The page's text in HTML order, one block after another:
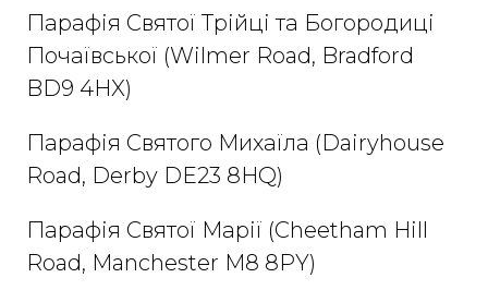
Парафія Святої Трійці та Богородиці
Почаївської (Wilmer Road, Bradford
BD9 4HX)
Парафія Святого Михаїла (Dairyhouse
Road, Derby DE23 8HQ)
Парафія Святої Марії (Cheetham Hill
Road, Manchester M8 8PY)​